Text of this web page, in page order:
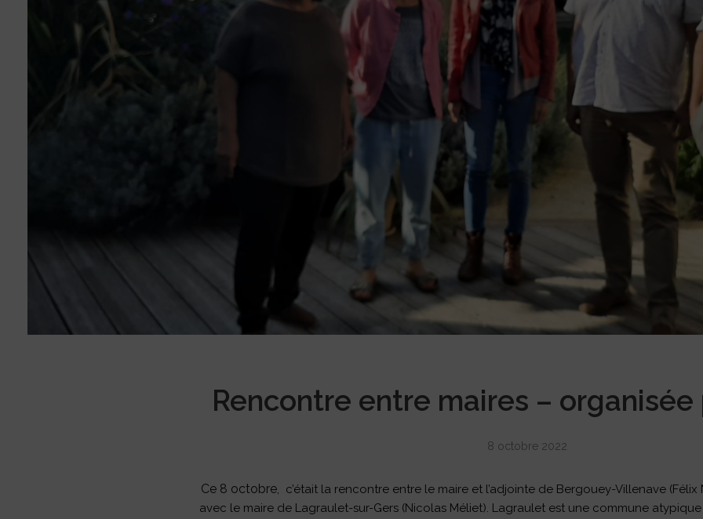
Rencontre entre maires – organisée
8 octobre 2022
Ce 8 octobre, c’était la rencontre entre le maire et l’adjointe de Bergouey-Villenave
avec le maire de Lagraulet-sur-Gers (Nicolas Méliet). Lagraulet est une commune